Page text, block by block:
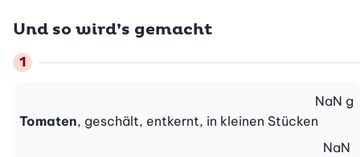
Und so wird’s gemacht
Tomaten, geschält, entkernt, in kleinen Stücken
NaN g
NaN